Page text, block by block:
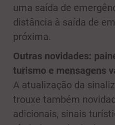
uma saída de
distância à saída de
próxima.
Outras novidades:
turismo e mensagens
A atualização da
trouxe também
adicionais, sinais